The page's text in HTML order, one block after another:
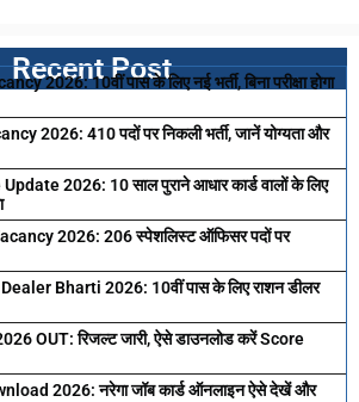
Recent Post
2026: 10वीं पास के लिए नई भर्ती, बिना परीक्षा होगा
2026: 410 पदों पर निकली भर्ती, जानें योग्यता और
2026: 10 साल पुराने आधार कार्ड वालों के लिए
2026: 206 स्पेशलिस्ट ऑफिसर पदों पर
Bharti 2026: 10वीं पास के लिए राशन डीलर
OUT: रिजल्ट जारी, ऐसे डाउनलोड करें Score
2026: नरेगा जॉब कार्ड ऑनलाइन ऐसे देखें और